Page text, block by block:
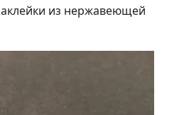
из нержавеющей